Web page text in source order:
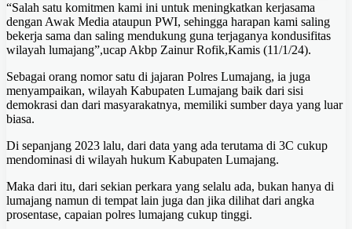
“Salah satu komitmen kami ini untuk meningkatkan kerjasama
dengan Awak Media ataupun PWI, sehingga harapan kami saling
bekerja sama dan saling mendukung guna terjaganya kondusifitas
wilayah lumajang”,ucap Akbp Zainur Rofik,Kamis (11/1/24).
Sebagai orang nomor satu di jajaran Polres Lumajang, ia juga
menyampaikan, wilayah Kabupaten Lumajang baik dari sisi
demokrasi dan dari masyarakatnya, memiliki sumber daya yang luar
biasa.
Di sepanjang 2023 lalu, dari data yang ada terutama di 3C cukup
mendominasi di wilayah hukum Kabupaten Lumajang.
Maka dari itu, dari sekian perkara yang selalu ada, bukan hanya di
lumajang namun di tempat lain juga dan jika dilihat dari angka
prosentase, capaian polres lumajang cukup tinggi.